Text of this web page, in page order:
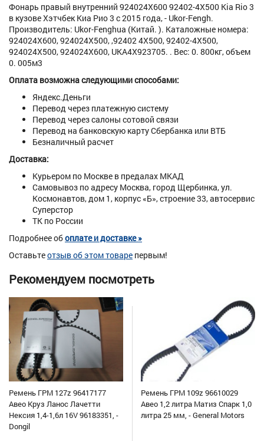
Фонарь правый внутренний 924024X600 92402-4X500 Kia Rio 3
в кузове Хэтчбек Киа Рио 3 с 2015 года, - Ukor-Fengh.
Производитель: Ukor-Fenghua (Китай. ). Каталожные номера:
924024X600, 924024X500, ,92402 4X500, 92402-4X500,
924024X500, 924024X600, UKA4X923705. . Вес: 0. 800кг, объем
0. 005м3
Оплата возможна следующими способами:
Яндекс.Деньги
Перевод через платежную систему
Перевод через салоны сотовой связи
Перевод на банковскую карту Сбербанка или ВТБ
Безналичный расчет
Доставка:
Курьером по Москве в предалах МКАД
Самовывоз по адресу Москва, город Щербинка, ул.
Космонавтов, дом 1, корпус «Б», строение 33, автосервис
Суперстор
ТК по России
Подробнее обоплате и доставке »
Оставьтеотзыв об этом товаре первым!
Рекомендуем посмотреть
Ремень ГРМ 127z 96417177
Авео Круз Ланос Лачетти
Нексия 1,4-1,6л 16V 96183351, -
Dongil
Ремень ГРМ 109z 96610029
Авео 1,2 литра Матиз Спарк 1,0
литра 25 мм, - General Motors